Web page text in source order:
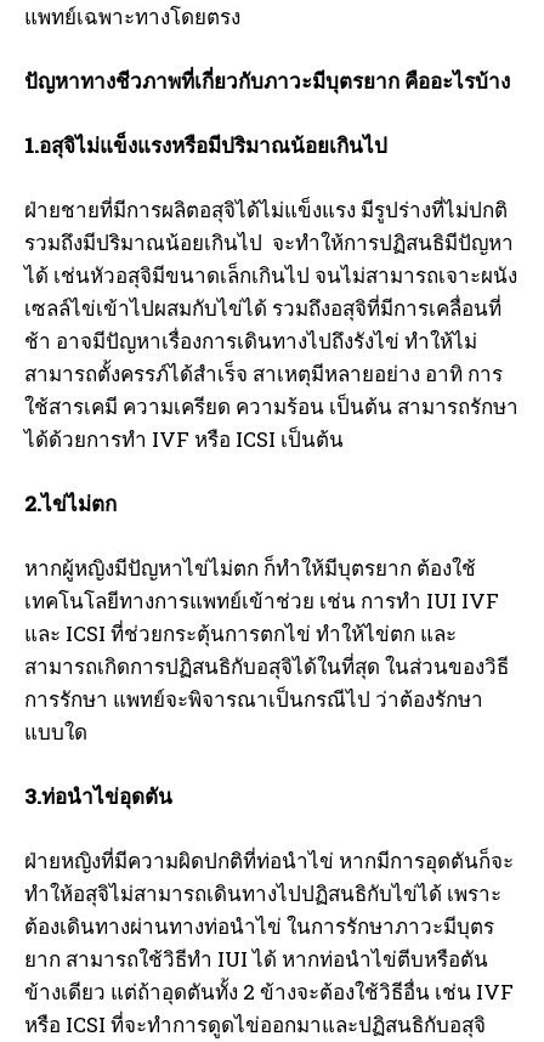
แพทย์เฉพาะทางโดยตรง
ปัญหาทางชีวภาพที่เกี่ยวกับภาวะมีบุตรยาก คืออะไรบ้าง
1.อสุจิไม่แข็งแรงหรือมีปริมาณน้อยเกินไป
ฝ่ายชายที่มีการผลิตอสุจิได้ไม่แข็งแรง มีรูปร่างที่ไม่ปกติ
รวมถึงมีปริมาณน้อยเกินไป จะทำให้การปฏิสนธิมีปัญหา
ได้ เช่นหัวอสุจิมีขนาดเล็กเกินไป จนไม่สามารถเจาะผนัง
เซลล์ไข่เข้าไปผสมกับไข่ได้ รวมถึงอสุจิที่มีการเคลื่อนที่
ช้า อาจมีปัญหาเรื่องการเดินทางไปถึงรังไข่ ทำให้ไม่
สามารถตั้งครรภ์ได้สำเร็จ สาเหตุมีหลายอย่าง อาทิ การ
ใช้สารเคมี ความเครียด ความร้อน เป็นต้น สามารถรักษา
ได้ด้วยการทำ IVF หรือ ICSI เป็นต้น
2.ไข่ไม่ตก
หากผู้หญิงมีปัญหาไข่ไม่ตก ก็ทำให้มีบุตรยาก ต้องใช้
เทคโนโลยีทางการแพทย์เข้าช่วย เช่น การทำ IUI IVF
และ ICSI ที่ช่วยกระตุ้นการตกไข่ ทำให้ไข่ตก และ
สามารถเกิดการปฏิสนธิกับอสุจิได้ในที่สุด ในส่วนของวิธี
การรักษา แพทย์จะพิจารณาเป็นกรณีไป ว่าต้องรักษา
แบบใด
3.ท่อนำไข่อุดตัน
ฝ่ายหญิงที่มีความผิดปกติที่ท่อนำไข่ หากมีการอุดตันก็จะ
ทำให้อสุจิไม่สามารถเดินทางไปปฏิสนธิกับไข่ได้ เพราะ
ต้องเดินทางผ่านทางท่อนำไข่ ในการรักษาภาวะมีบุตร
ยาก สามารถใช้วิธีทำ IUI ได้ หากท่อนำไข่ตีบหรือตัน
ข้างเดียว แต่ถ้าอุดตันทั้ง 2 ข้างจะต้องใช้วิธีอื่น เช่น IVF
หรือ ICSI ที่จะทำการดูดไข่ออกมาและปฏิสนธิกับอสุจิ